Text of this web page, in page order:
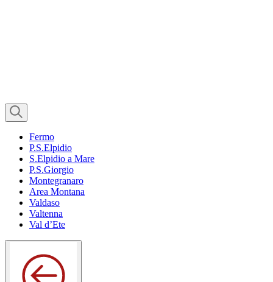
Fermo
P.S.Elpidio
S.Elpidio a Mare
P.S.Giorgio
Montegranaro
Area Montana
Valdaso
Valtenna
Val d’Ete